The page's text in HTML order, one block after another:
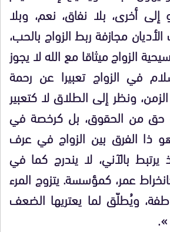
إلى أخرى، بلا نفاق، نعم، وبلا
مجازفة ربط الزواج بالحب،
الزواج ميثاقا مع الله لا يجوز
في الزواج تعبيرا عن رحمة
ونظر إلى الطلاق لا كتعبير
حق من الحقوق، بل كرخصة في
هو ذا الفرق بين الزواج في عرف
يرتبط بالآني، لا يندرج كما في
عمر، كمؤسسة. يتزوج المرء
ويُطلّق لما يعتريها الضعف